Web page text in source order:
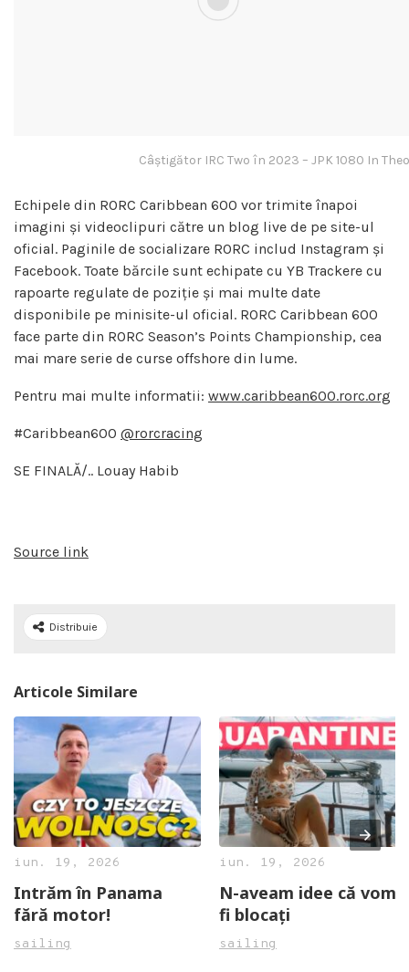
Câștigător IRC Two în 2023 – JPK 1080 In
Echipele din RORC Caribbean 600 vor trimite înapoi
imagini și videoclipuri către un blog live de pe site-ul
oficial. Paginile de socializare RORC includ Instagram și
Facebook. Toate bărcile sunt echipate cu YB Trackere cu
rapoarte regulate de poziție și mai multe date
disponibile pe minisite-ul oficial. RORC Caribbean 600
face parte din RORC Season’s Points Championship, cea
mai mare serie de curse offshore din lume.
Pentru mai multe informatii: www.caribbean600.rorc.org
#Caribbean600 @rorcracing
SE FINALĂ/.. Louay Habib
Source link
Distribuie
Articole Similare
iun. 19, 2026
Intrăm în Panama
fără motor!
sailing
iun. 19, 2026
N-aveam idee că vom
fi blocați
sailing